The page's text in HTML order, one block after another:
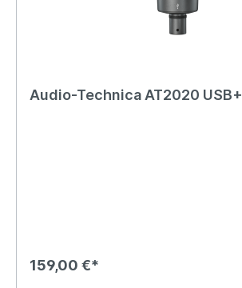
Audio-Technica AT2020 USB+
159,00 €*